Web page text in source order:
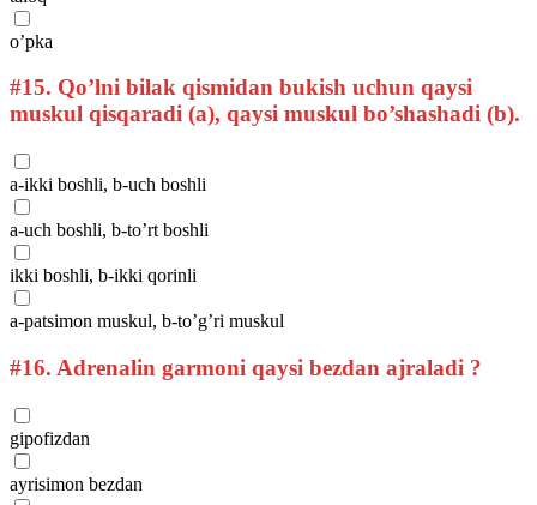
o’pka
#15. Qo’lni bilak qismidan bukish uchun qaysi
muskul qisqaradi (a), qaysi muskul bo’shashadi (b).
a-ikki boshli, b-uch boshli
a-uch boshli, b-to’rt boshli
ikki boshli, b-ikki qorinli
a-patsimon muskul, b-to’g’ri muskul
#16. Adrenalin garmoni qaysi bezdan ajraladi ?
gipofizdan
ayrisimon bezdan